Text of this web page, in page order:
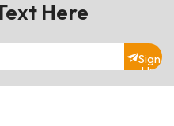
Here
Sign
Up